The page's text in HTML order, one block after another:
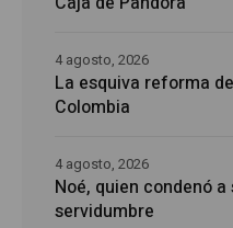
La esquiva reforma
Colombia
4 agosto, 2026
Noé, quien condenó
servidumbre
4 agosto, 2026